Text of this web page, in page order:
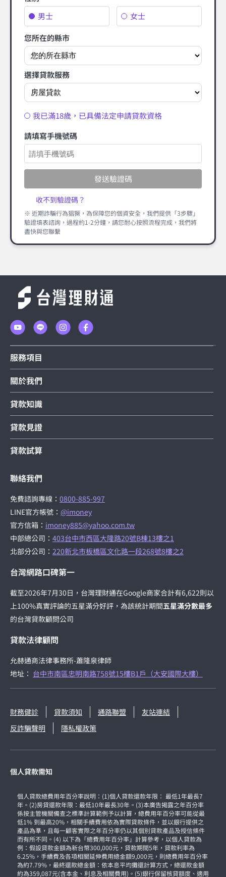
男士
女士
您所在的縣市
選擇貸款服務
我已滿18歲，已具備法定申請貸款資格
請填寫手機號碼
發送驗證碼
收不到驗證碼？
※ 近期詐騙行為猖獗，為保障您的個資安全，我們提供「3步驟」
驗證填表諮詢，過程約1-2分鐘，請您耐心按照流程完成，我們將
盡快與您聯繫
服務項目
關於我們
貸款知識
貸款見證
貸款試算
聯絡我們
免費諮詢專線： 0800-885-997
LINE官方帳號： @imoney
官方信箱： imoney885@yahoo.com.tw
中部總公司： 403台中市西區大隆路20號B棟13樓之1
北部分公司： 220新北市板橋區文化路一段268號8樓之2
台灣網路口碑第一
截至2026年7月30日，台灣理財通在Google商家合計有6,622則以
上100%真實評論的五星滿分好評，為該統計期間五星滿分數最多
的台灣貸款顧問公司
貸款法律顧問
允赫通商法律事務所-蕭隆泉律師
地址： 台中市南區忠明南路758號15樓B1戶（大安國際大樓）
財務健診 貸款須知 通路聯盟
友站連結
反詐騙聲明
隱私權政策
個人貸款需知
個人貸款總費用年百分率說明：(1)個人貸款還款年限： 最低1年最長7
年。(2)房貸還款年限：最低10年最長30年。(3)本廣告揭露之年百分率
係按主管機關備查之標準計算範例予以計算，總費用年百分率可能從最
低1% 到最高20%，相關手續費用依為實際貸款條件，並以銀行提供之
產品為準，且每一顧客實際之年百分率仍以其個別貸款產品及授信條件
而有所不同。(4) 以下為「總費用年百分率」計算參考，以個人貸款為
例：假設貸款金額為新台幣300,000元，貸款期間5年，貸款利率為
6.25%，手續費及各項相關延伸費用總金額9,000元，則總費用年百分率
為約7.79%，最終還款總金額：依本息平均攤還計算方式，總還款金額
約為359,087元(含本金、利息及相關費用)。(5)銀行保留核貸額度、適用